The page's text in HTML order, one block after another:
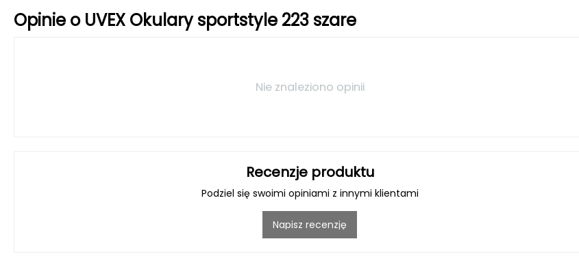
Opinie o UVEX Okulary sportstyle 223 szare
Nie znaleziono opinii
Recenzje produktu
Podziel się swoimi opiniami z innymi klientami
Napisz recenzję